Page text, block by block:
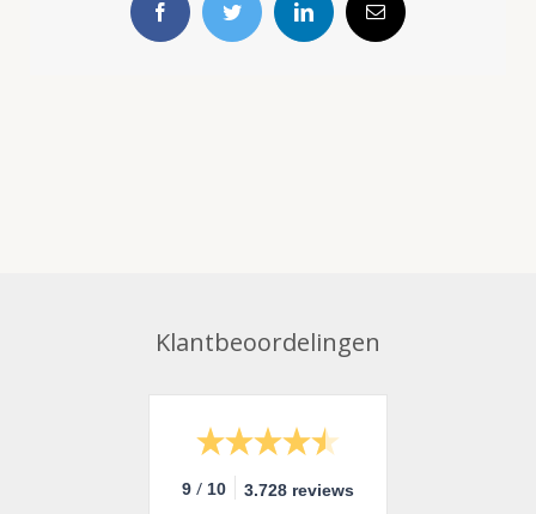
FacebookTwitter LinkedInE-
mail
Klantbeoordelingen
9 / 10 3.728 reviews